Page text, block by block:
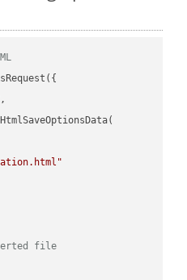
,
HtmlSaveOptionsData(
file